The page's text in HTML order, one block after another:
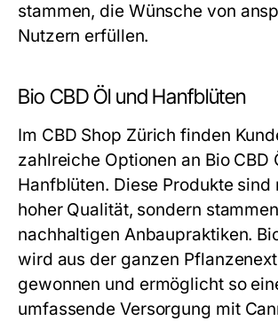
stammen, die Wünsche von
Nutzern erfüllen.
Bio CBD Öl und Hanfblüten
Im CBD Shop Zürich finden
zahlreiche Optionen an Bio CBD
Hanfblüten. Diese Produkte sind
hoher Qualität, sondern
nachhaltigen Anbaupraktiken.
wird aus der ganzen
gewonnen und ermöglicht so
umfassende Versorgung mit